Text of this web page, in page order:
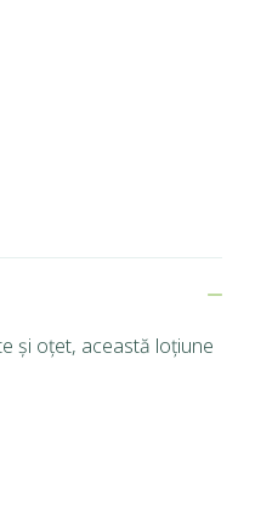
și oțet, această loțiune